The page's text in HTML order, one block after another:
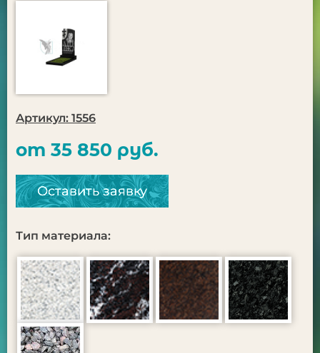
Артикул: 1556
от 35 850 руб.
Оставить заявку
Тип материала: